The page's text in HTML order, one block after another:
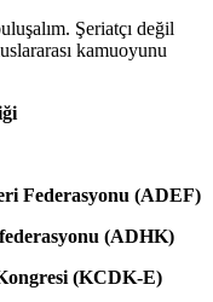
Şeriatçı değil
kamuoyunu
Federasyonu (ADEF)
(ADHK)
(KCDK-E)